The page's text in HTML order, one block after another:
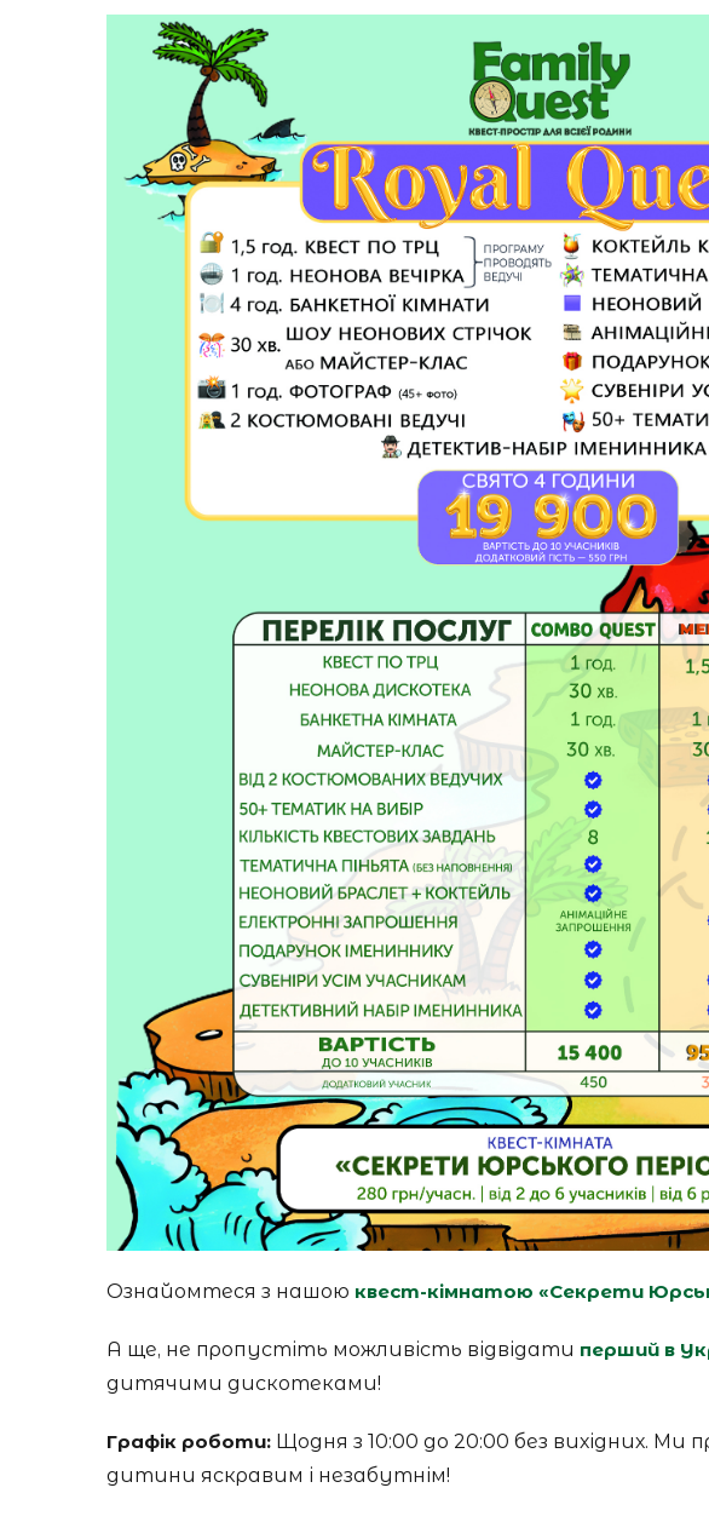
Ознайомтеся з нашою квест-кімнатою «Секрети
А ще, не пропустіть можливість відвідати перший в
дитячими дискотеками!
Графік роботи: Щодня з 10:00 до 20:00 без вихідних.
дитини яскравим і незабутнім!